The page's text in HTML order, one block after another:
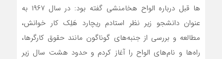
ها قبل درباره الواح هخامنشی گفته بود: در سال ۱۹۶۷ به
عنوان دانشجو زیر نظر استادم ریچارد هَلِک کار خوانش،
مطالعه و بررسی از جنبه‌های گوناگون مانند حقوق کارگرها،
راه‌ها و نام‌های الواح را آغاز کردم و حدود هشت سال زیر